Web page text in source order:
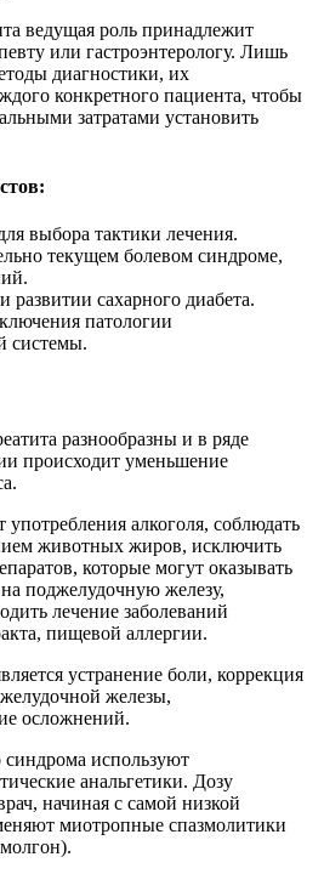
ведущая роль принадлежит
или гастроэнтерологу. Лишь
диагностики, их
конкретного пациента, чтобы
затратами установить
выбора тактики лечения.
текущем болевом синдроме,
развитии сахарного диабета.
патологии
системы.
разнообразны и в ряде
происходит уменьшение
употребления алкоголя, соблюдать
животных жиров, исключить
которые могут оказывать
поджелудочную железу,
лечение заболеваний
пищевой аллергии.
устранение боли, коррекция
железы,
осложнений.
синдрома используют
анальгетики. Дозу
начиная с самой низкой
миотропные спазмолитики